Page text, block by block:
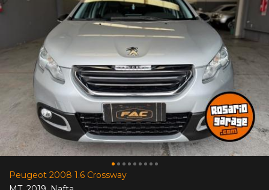
Peugeot 2008 1.6 Crossway